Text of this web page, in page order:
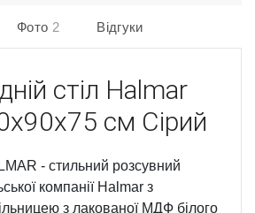
Фото 2 Відгуки
стіл Halmar
см Сірий
- стильний розсувний
компанії Halmar з
з лакованої МДФ білого